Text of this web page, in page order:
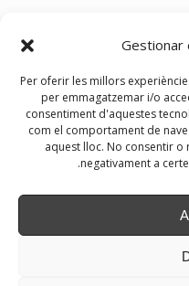
Gestionar
Per oferir les millors
per emmagatzemar i/o
consentiment d'aquestes
com el comportament de
aquest lloc. No consentir
negativament a